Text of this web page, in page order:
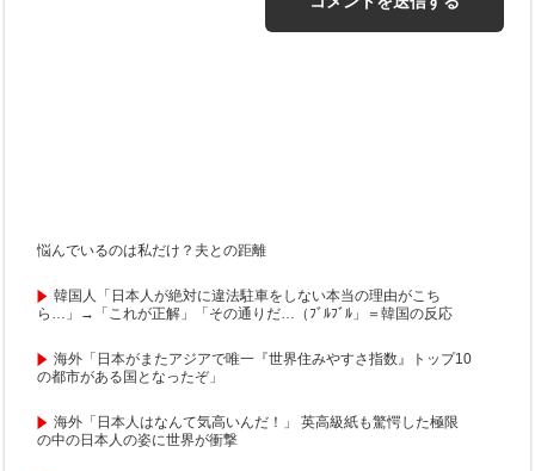
悩んでいるのは私だけ？夫との距離
韓国人「日本人が絶対に違法駐車をしない本当の理由がこち
ら…」→「これが正解」「その通りだ…（ﾌﾞﾙﾌﾞﾙ」＝韓国の反応
海外「日本がまたアジアで唯一『世界住みやすさ指数』トップ10
の都市がある国となったぞ」
海外「日本人はなんて気高いんだ！」 英高級紙も驚愕した極限
の中の日本人の姿に世界が衝撃